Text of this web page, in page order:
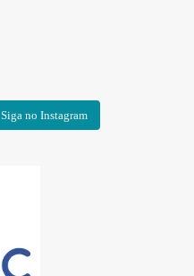
Siga no Instagram